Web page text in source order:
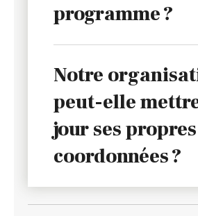
programme ?
Notre
peut-elle
jour ses propres
coordonnées ?